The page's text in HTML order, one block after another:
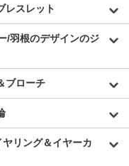
レスレット
/羽根のデザインのジ
ブローチ
リング＆イヤーカ